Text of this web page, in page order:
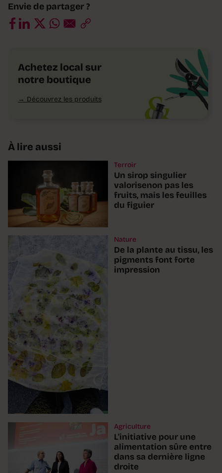
Envie de partager ?
Achetez local sur
notre boutique
Découvrez les produits
À lire aussi
Terroir
Un sirop singulier
valorisenon pas les
fruits, mais les feuilles
du figuier
Nature
De la plante au tissu, les
pigments font forte
impression
Agriculture
L'initiative pour une
alimentation sûre entre
dans sa dernière ligne
droite